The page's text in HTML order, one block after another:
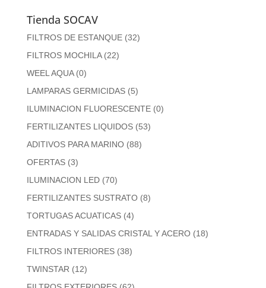
Tienda SOCAV
FILTROS DE ESTANQUE (32)
FILTROS MOCHILA (22)
WEEL AQUA (0)
LAMPARAS GERMICIDAS (5)
ILUMINACION FLUORESCENTE (0)
FERTILIZANTES LIQUIDOS (53)
ADITIVOS PARA MARINO (88)
OFERTAS (3)
ILUMINACION LED (70)
FERTILIZANTES SUSTRATO (8)
TORTUGAS ACUATICAS (4)
ENTRADAS Y SALIDAS CRISTAL Y ACERO (18)
FILTROS INTERIORES (38)
TWINSTAR (12)